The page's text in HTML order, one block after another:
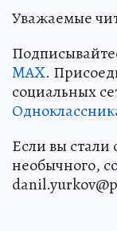
Уважаемые
MAX.
социальных
Если вы
необычного,